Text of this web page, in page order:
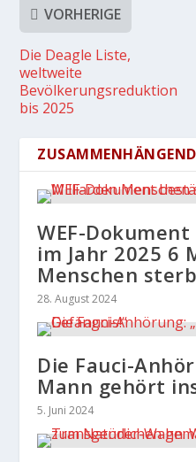
VORHERIGE
Die Deagle Liste,
weltweite
Bevölkerungsreduktion
bis 2025
WEF-
im Jahr 2025 6
Menschen
28. August 2024
Die Fauci-
Mann gehört
5. Juni 2024